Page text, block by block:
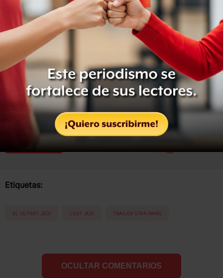
Etiquetas:
EL ULTIMO JEDI LAST JEDI TRAILER STAR WARS
OCULTAR COMENTARIOS